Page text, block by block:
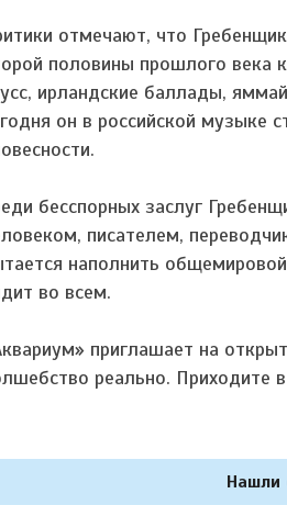
отмечают, что
половины прошлого века
ирландские баллады,
он в российской музыке
бесспорных заслуг
писателем,
наполнить
во всем.
приглашает на
реально. Приходите
Нашли